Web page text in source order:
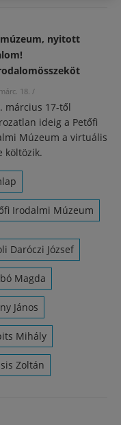
nyitott
18. /
március 17-től
ideig a Petőfi
Múzeum a virtuális
költözik.
Irodalmi Múzeum
Daróczi József
Magda
János
Mihály
Zoltán